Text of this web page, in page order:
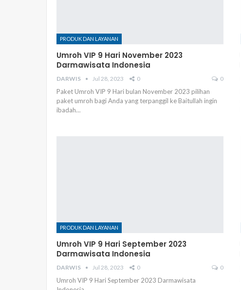
PRODUK DAN LAYANAN
Umroh VIP 9 Hari November 2023
Darmawisata Indonesia
DARWIS Jul 28, 2023 0 0
Paket Umroh VIP 9 Hari bulan November 2023 pilihan
paket umroh bagi Anda yang terpanggil ke Baitullah ingin
ibadah…
PRODUK DAN LAYANAN
Umroh VIP 9 Hari September 2023
Darmawisata Indonesia
DARWIS Jul 28, 2023 0 0
Umroh VIP 9 Hari September 2023 Darmawisata